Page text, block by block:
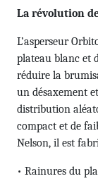
La révolution
L’asperseur
plateau blanc et
réduire la
un désaxement
distribution
compact et de
Nelson, il est
• Rainures du